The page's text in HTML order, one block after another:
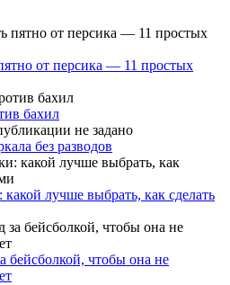
от персика — 11 простых
бахил
без разводов
лучше выбрать, как сделать
бейсболкой, чтобы она не